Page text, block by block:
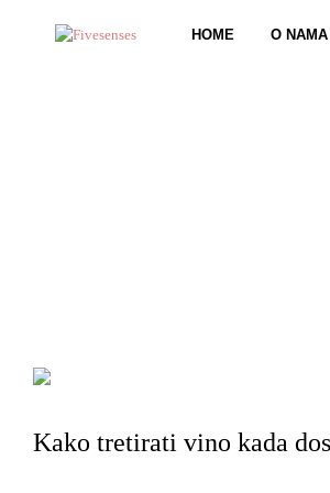
HOME O NAMA
Kako tretirati vino kada